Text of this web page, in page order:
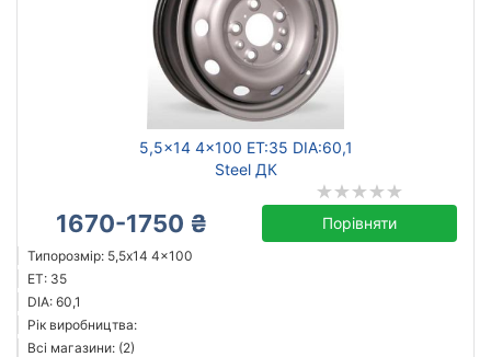
5,5x14 4x100 ET:35 DIA:60,1
Steel ДК
1670-1750 ₴ Порівняти
Типорозмір: 5,5x14 4x100
ET: 35
DIA: 60,1
Рік виробництва:
Всі магазини: (2)